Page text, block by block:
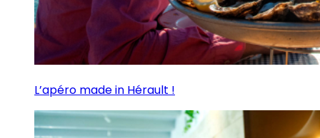
L’apéro made in Hérault !